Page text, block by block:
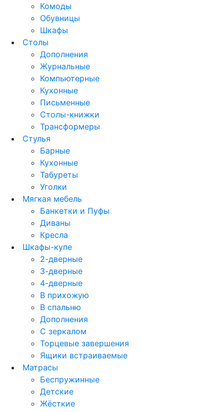
Комоды
Обувницы
Шкафы
Столы
Дополнения
Журнальные
Компьютерные
Кухонные
Письменные
Столы-книжки
Трансформеры
Стулья
Барные
Кухонные
Табуреты
Уголки
Мягкая мебель
Банкетки и Пуфы
Диваны
Кресла
Шкафы-купе
2-дверные
3-дверные
4-дверные
В прихожую
В спальню
Дополнения
С зеркалом
Торцевые завершения
Ящики встраиваемые
Матрасы
Беспружинные
Детские
Жёсткие